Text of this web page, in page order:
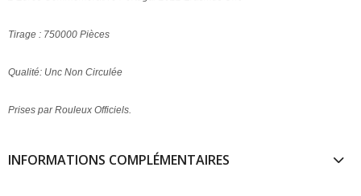
Tirage : 750000 Pièces
Qualité: Unc Non Circulée
Prises par Rouleux Officiels.
INFORMATIONS COMPLÉMENTAIRES